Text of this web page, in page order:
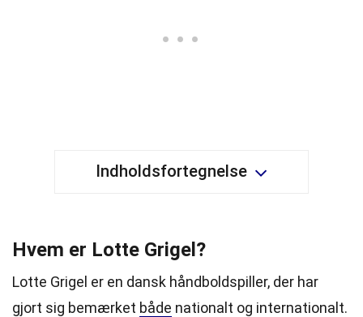
Indholdsfortegnelse
Hvem er Lotte Grigel?
Lotte Grigel er en dansk håndboldspiller, der har
gjort sig bemærket både nationalt og internationalt.